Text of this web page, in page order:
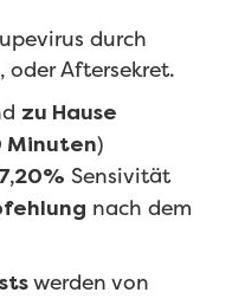
durch
oder Aftersekret.
zu Hause
Minuten)
Sensivität
nach dem
werden von